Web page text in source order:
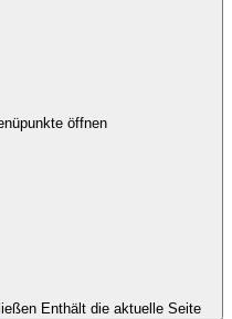
öffnen
Enthält die aktuelle Seite